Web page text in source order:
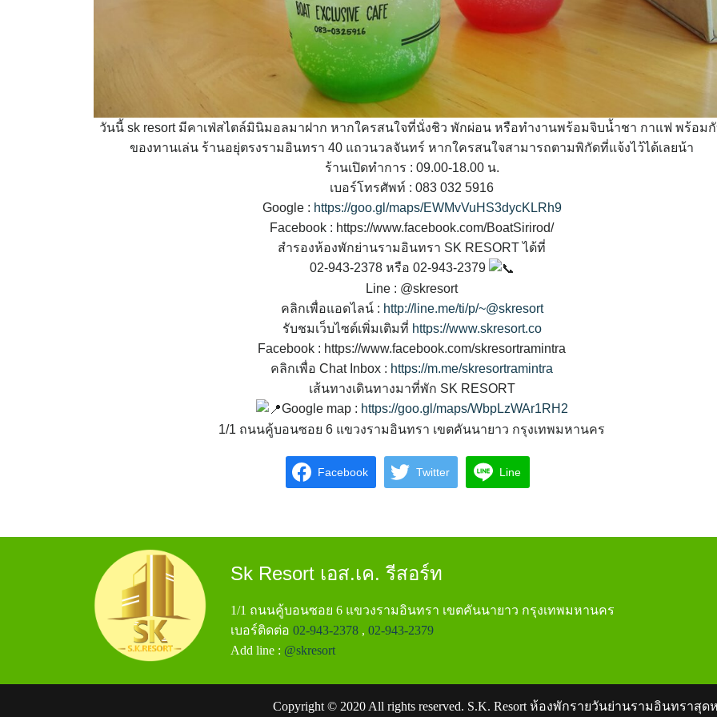
วันนี้ sk resort มีคาเฟ่สไตล์มินิมอลมาฝาก หากใครสนใจที่นั่งชิว พักผ่อน หรือทำงานพร้อมจิบน้ำชา กาแฟ พร้อม
ของทานเล่น ร้านอยุ่ตรงรามอินทรา 40 แถวนวลจันทร์ หากใครสนใจสามารถตามพิกัดที่แจ้งไว้ได้เลยน้า
ร้านเปิดทำการ : 09.00-18.00 น.
เบอร์โทรศัพท์ : 083 032 5916
Google : https://goo.gl/maps/EWMvVuHS3dycKLRh9
Facebook : https://www.facebook.com/BoatSirirod/
สำรองห้องพักย่านรามอินทรา SK RESORT ได้ที่
02-943-2378 หรือ 02-943-2379
Line : @skresort
คลิกเพื่อแอดไลน์ : http://line.me/ti/p/~@skresort
รับชมเว็บไซต์เพิ่มเติมที่ https://www.skresort.co
Facebook : https://www.facebook.com/skresortramintra
คลิกเพื่อ Chat Inbox : https://m.me/skresortramintra
เส้นทางเดินทางมาที่พัก SK RESORT
Google map : https://goo.gl/maps/WbpLzWAr1RH2
1/1 ถนนคู้บอนซอย 6 แขวงรามอินทรา เขตคันนายาว กรุงเทพมหานคร
Facebook Twitter Line
Sk Resort เอส.เค. รีสอร์ท
1/1 ถนนคู้บอนซอย 6 แขวงรามอินทรา เขตคันนายาว กรุงเทพมหานคร
เบอร์ติดต่อ 02-943-2378, 02-943-2379
Add line : @skresort
Copyright © 2020 All rights reserved. S.K. Resort ห้องพักรายวันย่านรามอินทราสุ